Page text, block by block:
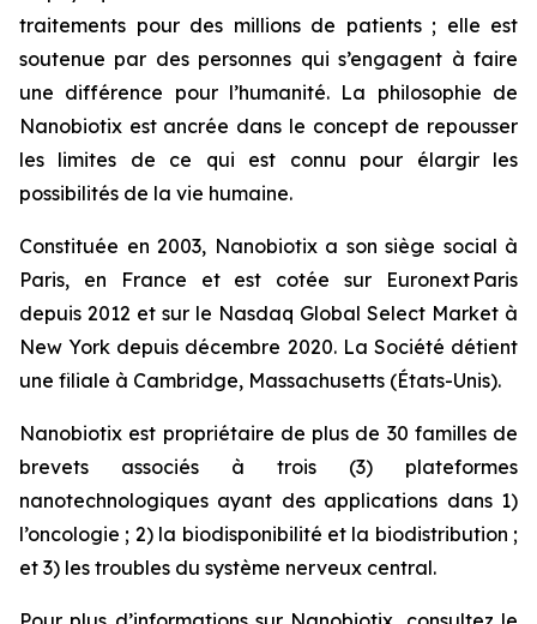
traitements pour des millions de patients ; elle est
soutenue par des personnes qui s’engagent à faire
une différence pour l’humanité. La philosophie de
Nanobiotix est ancrée dans le concept de repousser
les limites de ce qui est connu pour élargir les
possibilités de la vie humaine.
Constituée en 2003, Nanobiotix a son siège social à
Paris, en France et est cotée sur Euronext Paris
depuis 2012 et sur le Nasdaq Global Select Market à
New York depuis décembre 2020. La Société détient
une filiale à Cambridge, Massachusetts (États-Unis).
Nanobiotix est propriétaire de plus de 30 familles de
brevets associés à trois (3) plateformes
nanotechnologiques ayant des applications dans 1)
l’oncologie ; 2) la biodisponibilité et la biodistribution ;
et 3) les troubles du système nerveux central.